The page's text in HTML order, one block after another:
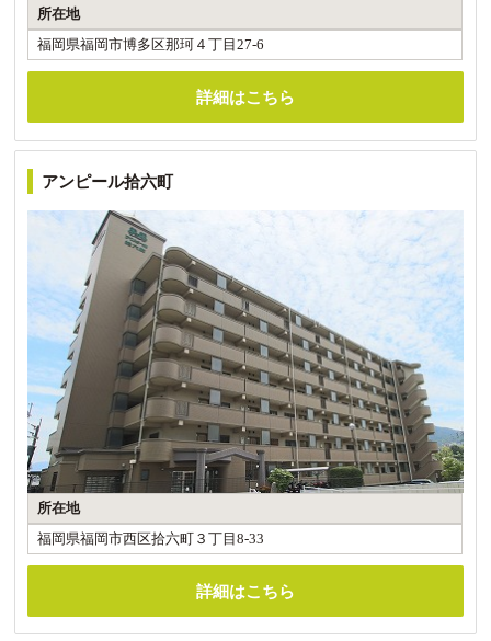
所在地
福岡県福岡市博多区那珂４丁目27-6
詳細はこちら
アンピール拾六町
所在地
福岡県福岡市西区拾六町３丁目8-33
詳細はこちら